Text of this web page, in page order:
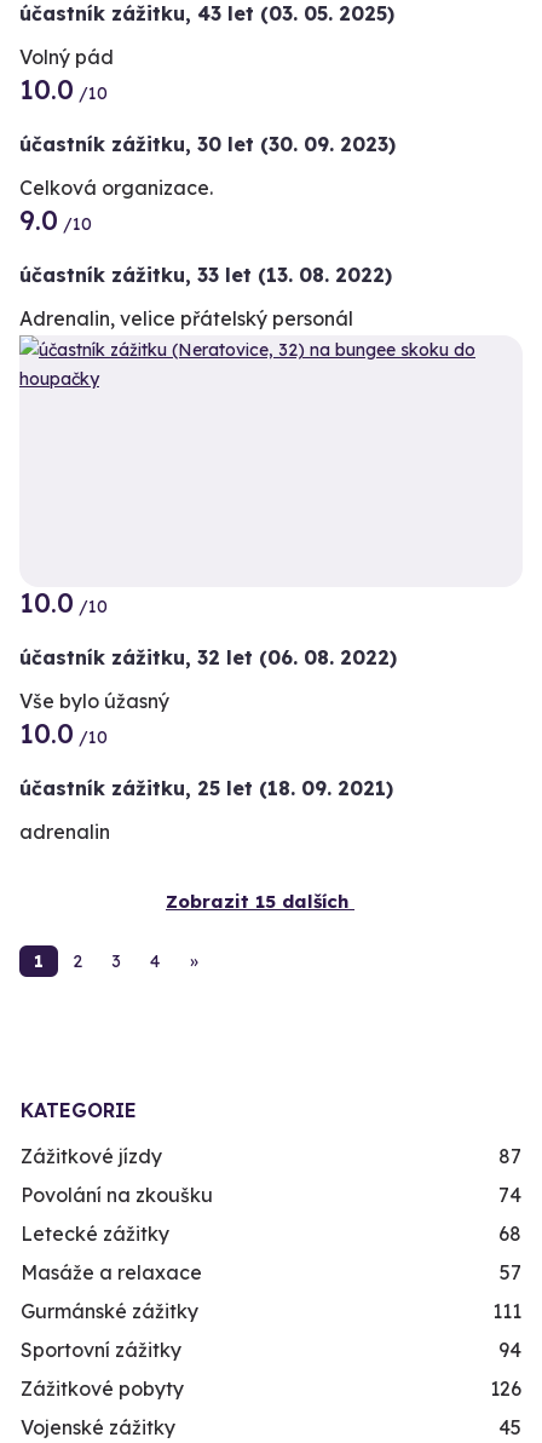
účastník zážitku, 43 let (03. 05. 2025)
Volný pád
10.0 /10
účastník zážitku, 30 let (30. 09. 2023)
Celková organizace.
9.0 /10
účastník zážitku, 33 let (13. 08. 2022)
Adrenalin, velice přátelský personál
10.0 /10
účastník zážitku, 32 let (06. 08. 2022)
Vše bylo úžasný
10.0 /10
účastník zážitku, 25 let (18. 09. 2021)
adrenalin
Zobrazit 15 dalších
1 2 3 4 »
KATEGORIE
Zážitkové jízdy
87
Povolání na zkoušku
74
Letecké zážitky
68
Masáže a relaxace
57
Gurmánské zážitky
111
Sportovní zážitky
94
Zážitkové pobyty
126
Vojenské zážitky
45